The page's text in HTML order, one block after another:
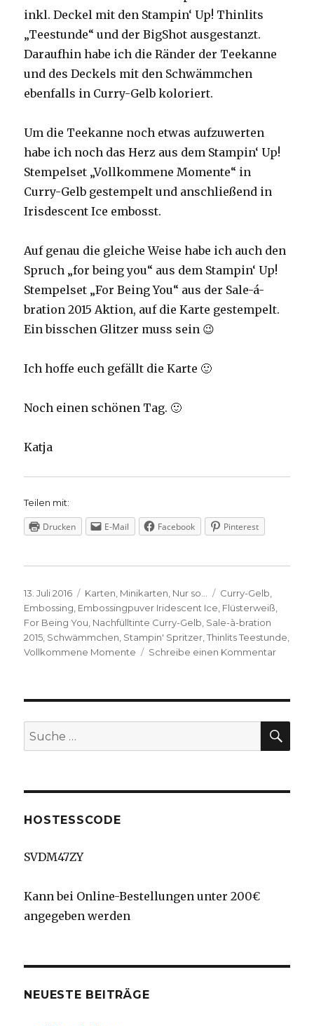
inkl. Deckel mit den Stampin‘ Up! Thinlits
„Teestunde“ und der BigShot ausgestanzt.
Daraufhin habe ich die Ränder der Teekanne
und des Deckels mit den Schwämmchen
ebenfalls in Curry-Gelb koloriert.
Um die Teekanne noch etwas aufzuwerten
habe ich noch das Herz aus dem Stampin‘ Up!
Stempelset „Vollkommene Momente“ in
Curry-Gelb gestempelt und anschließend in
Irisdescent Ice embosst.
Auf genau die gleiche Weise habe ich auch den
Spruch „for being you“ aus dem Stampin‘ Up!
Stempelset „For Being You“ aus der Sale-á-
bration 2015 Aktion, auf die Karte gestempelt.
Ein bisschen Glitzer muss sein 😉
Ich hoffe euch gefällt die Karte 🙂
Noch einen schönen Tag. 🙂
Katja
Teilen mit:
Drucken E-Mail Facebook Pinterest
Veröffentlicht
am
13. Juli 2016 Kategorien
Karten Minikarten Nur so... Schlagwörter
Curry-Gelb
Embossing Embossingpuver Iridescent Ice Flüsterweiß
For Being You Nachfülltinte Curry-Gelb Sale-à-bration
2015 Schwämmchen Stampin' Spritzer ,Thinlits Teestunde
Vollkommene Momente
Schreibe einen Kommentarzu
Suche
nach:
HOSTESSCODE
SVDM47ZY
Kann bei Online-Bestellungen unter 200€
angegeben werden
NEUESTE BEITRÄGE